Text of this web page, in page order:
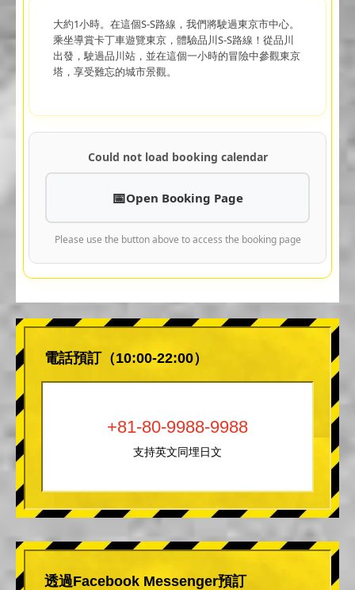
大約1小時。在這個S-S路線，我們將駛過東京市中心。
乘坐導賞卡丁車遊覽東京，體驗品川S-S路線！從品川
出發，駛過品川站，並在這個一小時的冒險中參觀東京
塔，享受難忘的城市景觀。
Could not load booking calendar
Open Booking Page
Please use the button above to access the booking page
電話預訂（10:00-22:00）
+81-80-9988-9988
支持英文同埋日文
透過Facebook Messenger預訂